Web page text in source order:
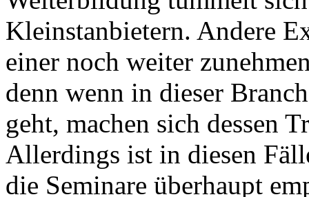
Kleinstanbietern. Andere
einer noch weiter
denn wenn in dieser
geht, machen sich dessen
Allerdings ist in diesen
die Seminare überhaupt